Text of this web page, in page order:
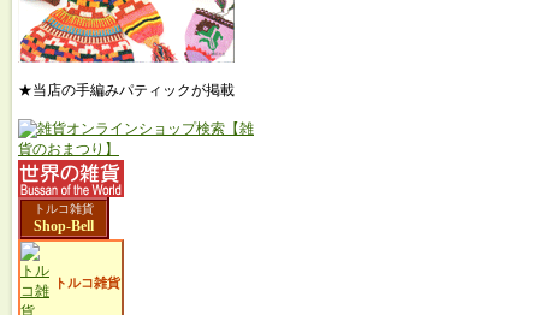
★当店の手編みパティックが掲載
トルコ雑貨
Shop-Bell
トルコ雑貨